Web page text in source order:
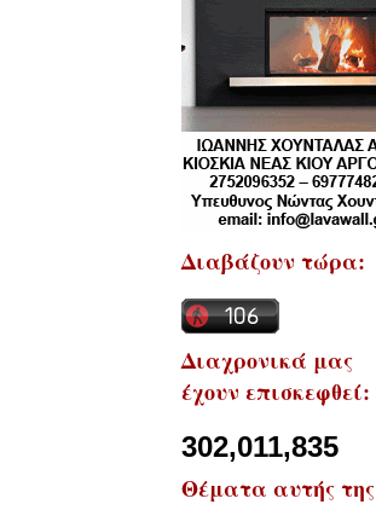
Διαβάζουν τώρα:
Διαχρονικά μας
έχουν επισκεφθεί:
302,011,835
Θέματα αυτής της